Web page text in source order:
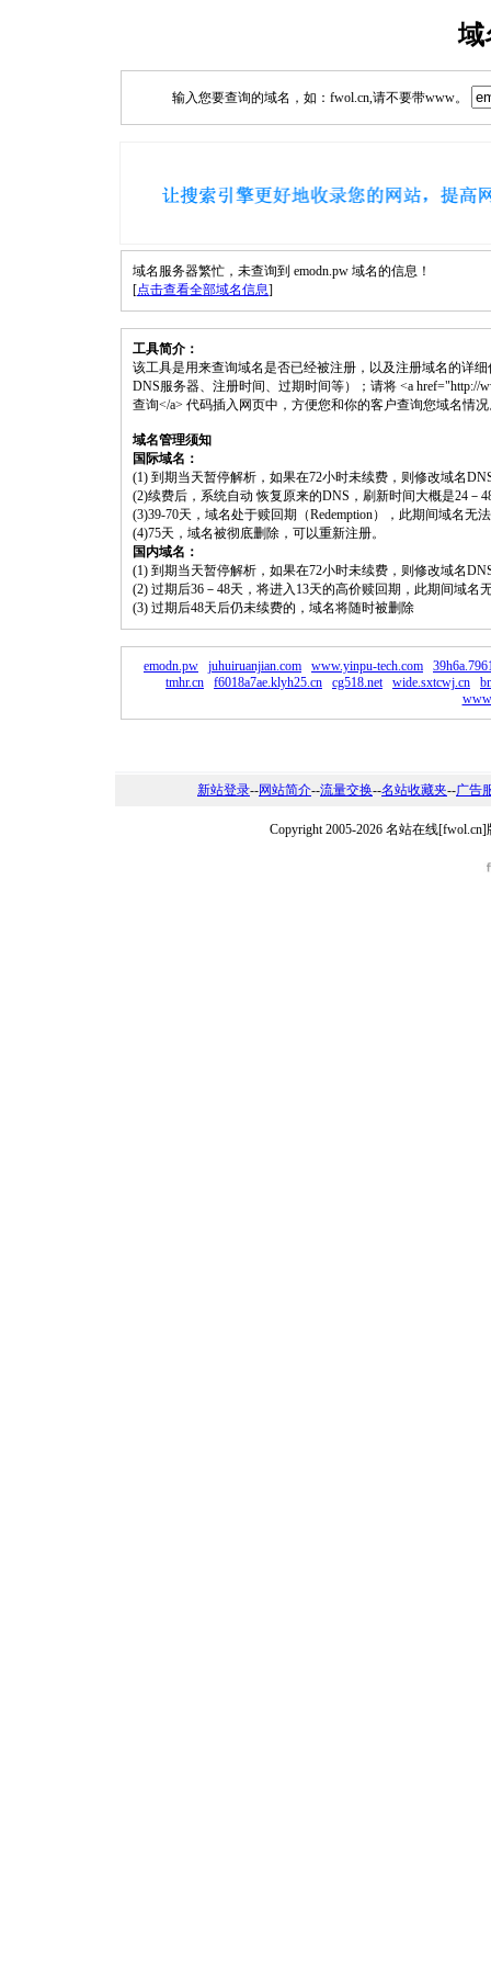
域
输入您要查询的域名，如：fwol.cn,请不要带www。
域名服务器繁忙，未查询到 emodn.pw 域名的信息！
[点击查看全部域名信息]
工具简介：
该工具是用来查询域名是否已经被注册，以及注册域名的详
DNS服务器、注册时间、过期时间等）；请将 <a href="http://
查询</a> 代码插入网页中，方便您和你的客户查询您域名情
域名管理须知
国际域名：
(1) 到期当天暂停解析，如果在72小时未续费，则修改域名
(2)续费后，系统自动 恢复原来的DNS，刷新时间大概是24－
(3)39-70天，域名处于赎回期（Redemption），此期间域名无
(4)75天，域名被彻底删除，可以重新注册。
国内域名：
(1) 到期当天暂停解析，如果在72小时未续费，则修改域名
(2) 过期后36－48天，将进入13天的高价赎回期，此期间域名
(3) 过期后48天后仍未续费的，域名将随时被删除
emodn.pw juhuiruanjian.com www.yinpu-tech.com
tmhr.cn
f6018a7ae.klyh25.cn cg518.net wide.sxtcwj.cn
新站登录--网站简介--流量交换--名站收藏夹--广告
Copyright 2005-2026 名站在线